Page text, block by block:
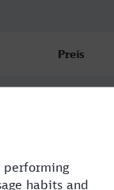
Preis